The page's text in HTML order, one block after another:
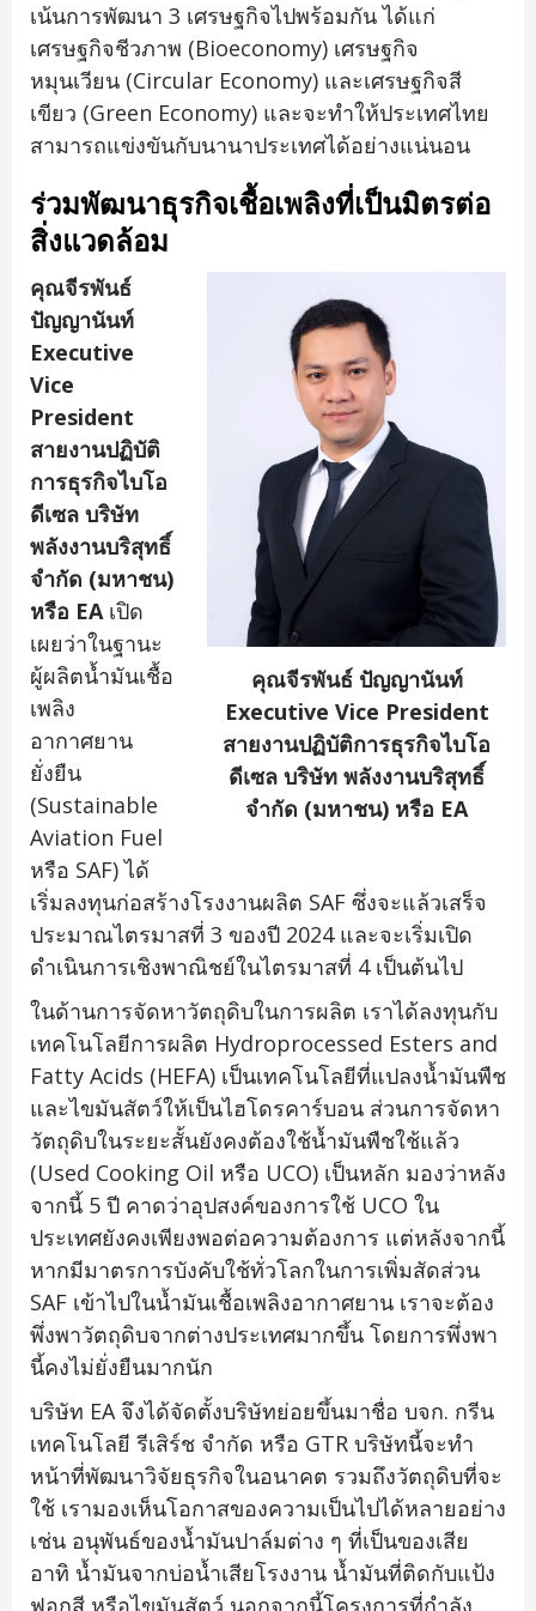
เน้นการพัฒนา 3 เศรษฐกิจไปพร้อมกัน ได้แก่
เศรษฐกิจชีวภาพ (Bioeconomy) เศรษฐกิจ
หมุนเวียน (Circular Economy) และเศรษฐกิจสี
เขียว (Green Economy) และจะทำให้ประเทศไทย
สามารถแข่งขันกับนานาประเทศได้อย่างแน่นอน
ร่วมพัฒนาธุรกิจเชื้อเพลิงที่เป็นมิตรต่อ
สิ่งแวดล้อม
คุณจีรพันธ์ ปัญญานันท์
Executive Vice President
สายงานปฏิบัติการธุรกิจไบโอ
ดีเซล บริษัท พลังงานบริสุทธิ์
จำกัด (มหาชน) หรือ EA
คุณจีรพันธ์
ปัญญานันท์
Executive
Vice
President
สายงานปฏิบัติ
การธุรกิจไบโอ
ดีเซล บริษัท
พลังงานบริสุทธิ์
จำกัด (มหาชน)
หรือ EA เปิด
เผยว่าในฐานะ
ผู้ผลิตน้ำมันเชื้อ
เพลิง
อากาศยาน
ยั่งยืน
(Sustainable
Aviation Fuel
หรือ SAF) ได้
เริ่มลงทุนก่อสร้างโรงงานผลิต SAF ซึ่งจะแล้วเสร็จ
ประมาณไตรมาสที่ 3 ของปี 2024 และจะเริ่มเปิด
ดำเนินการเชิงพาณิชย์ในไตรมาสที่ 4 เป็นต้นไป
ในด้านการจัดหาวัตถุดิบในการผลิต เราได้ลงทุนกับ
เทคโนโลยีการผลิต Hydroprocessed Esters and
Fatty Acids (HEFA) เป็นเทคโนโลยีที่แปลงน้ำมันพืช
และไขมันสัตว์ให้เป็นไฮโดรคาร์บอน ส่วนการจัดหา
วัตถุดิบในระยะสั้นยังคงต้องใช้น้ำมันพืชใช้แล้ว
(Used Cooking Oil หรือ UCO) เป็นหลัก มองว่าหลัง
จากนี้ 5 ปี คาดว่าอุปสงค์ของการใช้ UCO ใน
ประเทศยังคงเพียงพอต่อความต้องการ แต่หลังจากนี้
หากมีมาตรการบังคับใช้ทั่วโลกในการเพิ่มสัดส่วน
SAF เข้าไปในน้ำมันเชื้อเพลิงอากาศยาน เราจะต้อง
พึ่งพาวัตถุดิบจากต่างประเทศมากขึ้น โดยการพึ่งพา
นี้คงไม่ยั่งยืนมากนัก
บริษัท EA จึงได้จัดตั้งบริษัทย่อยขึ้นมาชื่อ บจก. กรีน
เทคโนโลยี รีเสิร์ช จำกัด หรือ GTR บริษัทนี้จะทำ
หน้าที่พัฒนาวิจัยธุรกิจในอนาคต รวมถึงวัตถุดิบที่จะ
ใช้ เรามองเห็นโอกาสของความเป็นไปได้หลายอย่าง
เช่น อนุพันธ์ของน้ำมันปาล์มต่าง ๆ ที่เป็นของเสีย
อาทิ น้ำมันจากบ่อน้ำเสียโรงงาน น้ำมันที่ติดกับแป้ง
ฟอกสี หรือไขมันสัตว์ นอกจากนี้โครงการที่กำลัง